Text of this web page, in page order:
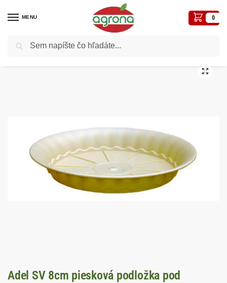
MENU 0
Domov Kvetináče, plôtiky, sadbovače, vázy, truhlíky...
Adel SV 8cm piesková podložka pod